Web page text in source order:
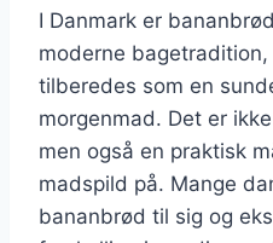
I Danmark er
moderne
tilberedes som en
morgenmad. Det er
men også en praktisk
madspild på. Mange
bananbrød til sig og